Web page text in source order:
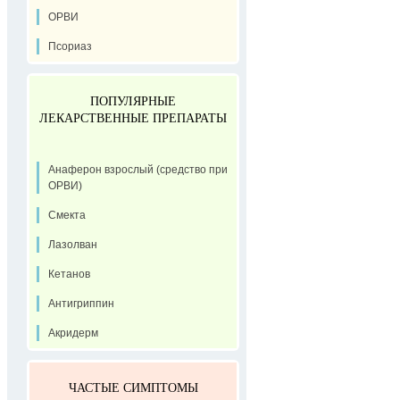
ОРВИ
Псориаз
ПОПУЛЯРНЫЕ
ЛЕКАРСТВЕННЫЕ ПРЕПАРАТЫ
Анаферон взрослый (средство при
ОРВИ)
Смекта
Лазолван
Кетанов
Антигриппин
Акридерм
ЧАСТЫЕ СИМПТОМЫ